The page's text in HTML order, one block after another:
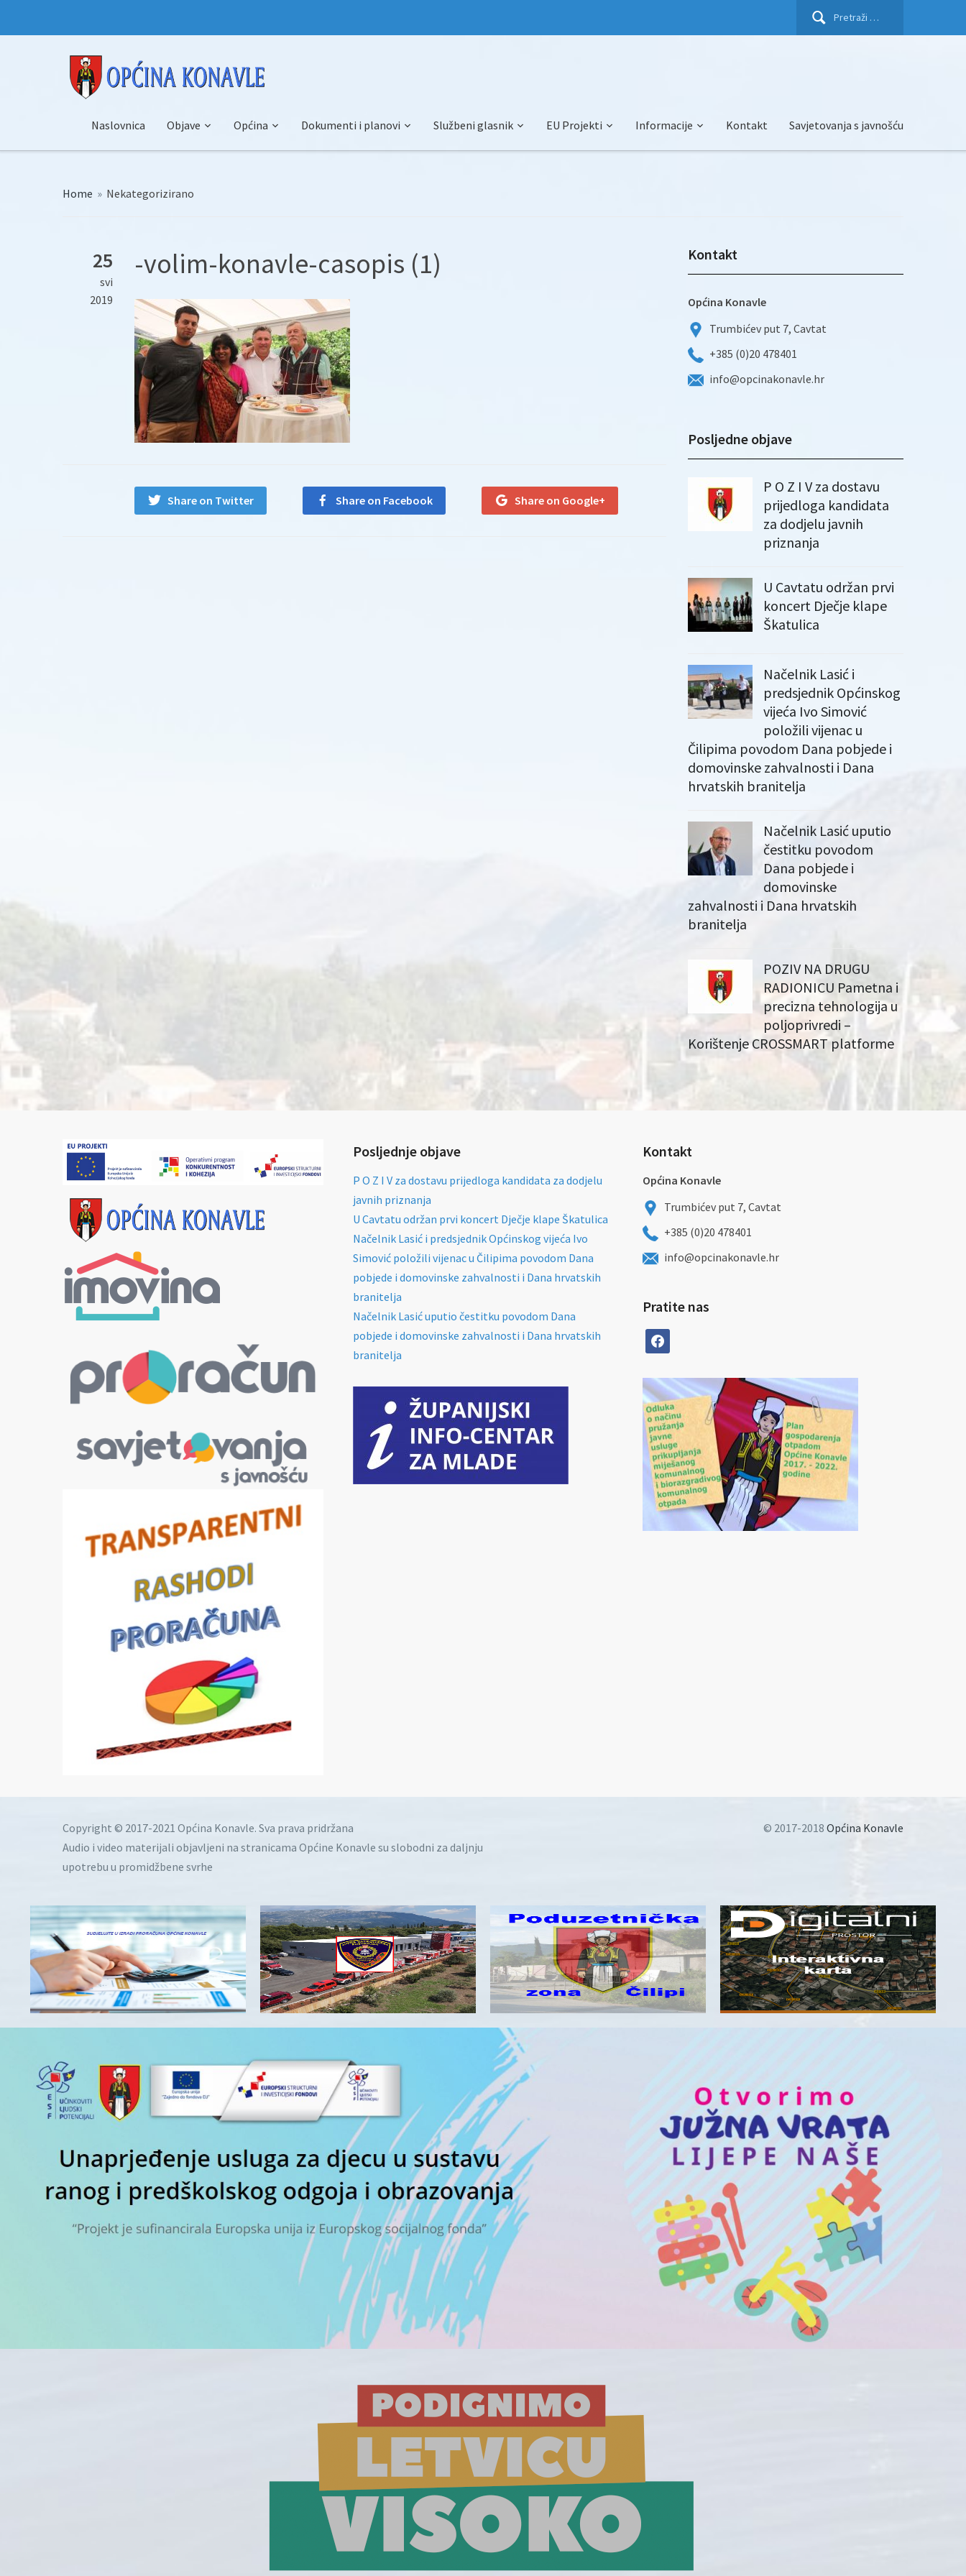
Pretraži:
Naslovnica Objave Općina Dokumenti i planovi Službeni glasnik EU Projekti Informacije Kontakt Savjetovanja s javnošću
Home » Nekategorizirano
25
svi
2019
-volim-konavle-casopis (1)
Share on Twitter Share on Facebook Share on Google+
Kontakt
Općina Konavle
Trumbićev put 7, Cavtat
+385 (0)20 478401
info@opcinakonavle.hr
Posljedne objave
P O Z I V za dostavu
prijedloga kandidata
za dodjelu javnih
priznanja
U Cavtatu održan prvi
koncert Dječje klape
Škatulica
Načelnik Lasić i
predsjednik Općinskog
vijeća Ivo Simović
položili vijenac u
Čilipima povodom Dana pobjede i
domovinske zahvalnosti i Dana
hrvatskih branitelja
Načelnik Lasić uputio
čestitku povodom
Dana pobjede i
domovinske
zahvalnosti i Dana hrvatskih
branitelja
POZIV NA DRUGU
RADIONICU Pametna i
precizna tehnologija u
poljoprivredi –
Korištenje CROSSMART platforme
Posljednje objave
P O Z I V za dostavu prijedloga kandidata za dodjelu
javnih priznanja
U Cavtatu održan prvi koncert Dječje klape Škatulica
Načelnik Lasić i predsjednik Općinskog vijeća Ivo
Simović položili vijenac u Čilipima povodom Dana
pobjede i domovinske zahvalnosti i Dana hrvatskih
branitelja
Načelnik Lasić uputio čestitku povodom Dana
pobjede i domovinske zahvalnosti i Dana hrvatskih
branitelja
Kontakt
Općina Konavle
Trumbićev put 7, Cavtat
+385 (0)20 478401
info@opcinakonavle.hr
Pratite nas
facebook
Copyright © 2017-2021 Općina Konavle. Sva prava pridržana
Audio i video materijali objavljeni na stranicama Općine Konavle su slobodni za daljnju
upotrebu u promidžbene svrhe
© 2017-2018 Općina Konavle